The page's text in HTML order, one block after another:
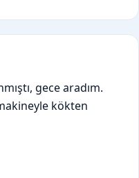
gece aradım.
kökten